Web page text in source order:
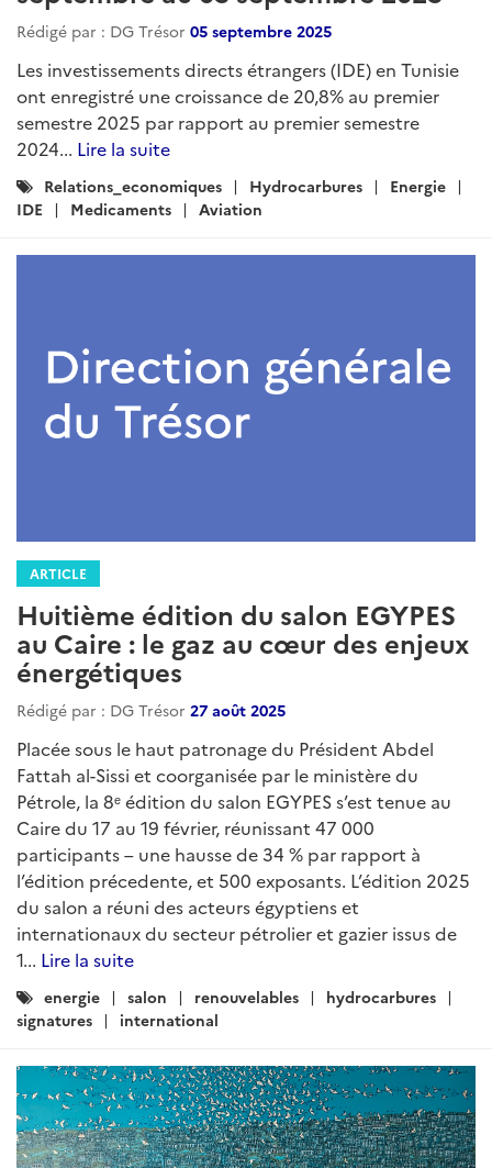
Rédigé par : DG Trésor 05 septembre 2025
Les investissements directs étrangers (IDE) en Tunisie
ont enregistré une croissance de 20,8% au premier
semestre 2025 par rapport au premier semestre
2024... Lire la suite
Catégories
:
Relations_economiques Hydrocarbures
Energie
IDE
Medicaments Aviation
ARTICLE
Huitième édition du salon EGYPES
au Caire : le gaz au cœur des enjeux
énergétiques
Rédigé par : DG Trésor 27 août 2025
Placée sous le haut patronage du Président Abdel
Fattah al-Sissi et coorganisée par le ministère du
Pétrole, la 8ᵉ édition du salon EGYPES s’est tenue au
Caire du 17 au 19 février, réunissant 47 000
participants – une hausse de 34 % par rapport à
l’édition précedente, et 500 exposants. L’édition 2025
du salon a réuni des acteurs égyptiens et
internationaux du secteur pétrolier et gazier issus de
1... Lire la suite
Catégories
:
energie salon renouvelables
hydrocarbures
signatures
international